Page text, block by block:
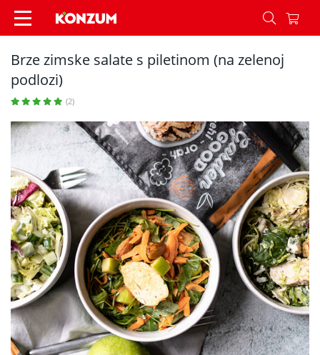
Brze zimske salate s piletinom (na zelenoj
Brze zimske salate s piletinom (na zelenoj
podlozi)
(2)